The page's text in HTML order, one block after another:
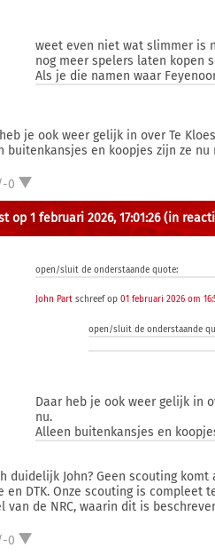
weet even niet wat slimmer is
nog meer spelers laten kopen
Als je die namen waar
je ook weer gelijk in over Te
buitenkansjes en koopjes zijn ze nu
0
op 1 februari 2026, 17:01:26 (in
open/sluit de onderstaande quote:
John Part schreef op01 februari 2026 om
open/sluit de onderstaande
Daar heb je ook weer gelijk in
nu.
Alleen buitenkansjes en
duidelijk John? Geen scouting
en DTK. Onze scouting is compleet
van de NRC, waarin dit is
0